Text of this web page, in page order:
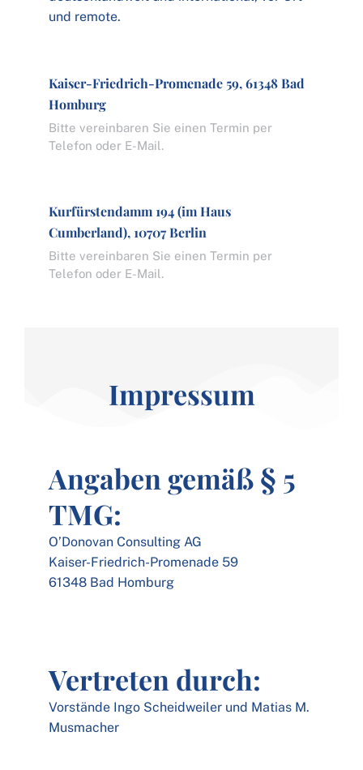
und remote.
Kaiser-Friedrich-Promenade 59, 61348 Bad
Homburg
Bitte vereinbaren Sie einen Termin per
Telefon oder E-Mail.
Kurfürstendamm 194 (im Haus
Cumberland), 10707 Berlin
Bitte vereinbaren Sie einen Termin per
Telefon oder E-Mail.
Impressum
Angaben gemäß § 5
TMG:
O’Donovan Consulting AG
Kaiser-Friedrich-Promenade 59
61348 Bad Homburg
Vertreten durch:
Vorstände Ingo Scheidweiler und Matias M.
Musmacher